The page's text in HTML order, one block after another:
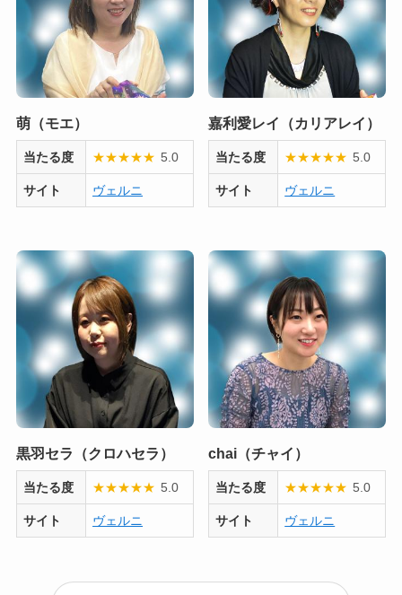
萌（モエ）
当たる度 ★★★★★ 5.0
サイト ヴェルニ
嘉利愛レイ（カリアレイ）
当たる度 ★★★★★ 5.0
サイト ヴェルニ
黒羽セラ（クロハセラ）
当たる度 ★★★★★ 5.0
サイト ヴェルニ
chai（チャイ）
当たる度 ★★★★★ 5.0
サイト ヴェルニ